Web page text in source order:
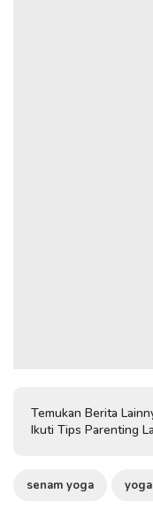
Temukan Berita
Ikuti Tips Parenting
senam yoga